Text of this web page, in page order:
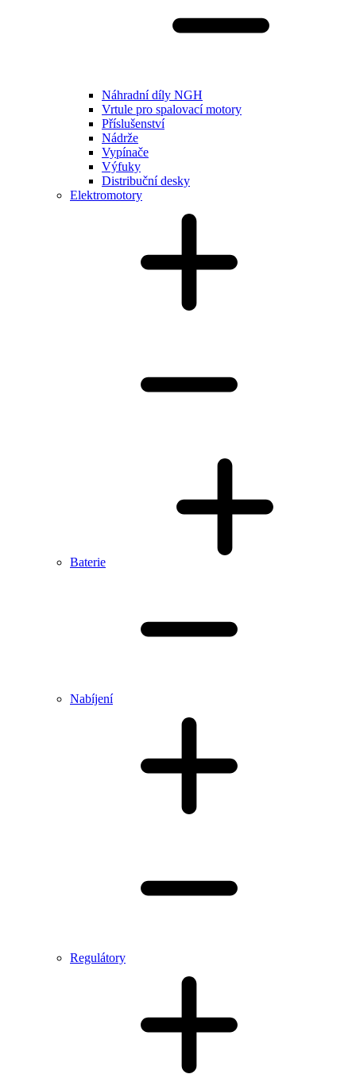
Náhradní díly NGH
Vrtule pro spalovací motory
Příslušenství
Nádrže
Vypínače
Výfuky
Distribuční desky
Elektromotory
Baterie
Nabíjení
Regulátory